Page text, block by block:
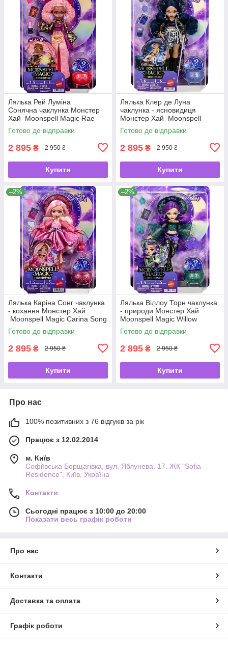
Лялька Рей Луміна
Сонячна чаклунка Монстер
Хай Moonspell Magic Rae
Lumina by Monster High 🌙
Готово до відправки
2 895 ₴ 2 950 ₴
Купити
Лялька Клер де Луна
чаклунка - ясновидиця
Монстер Хай Moonspell
Magic Claire de Luna by
Monster High 🌙
Готово до відправки
2 895 ₴ 2 950 ₴
Купити
–2%
Лялька Каріна Сонг чаклунка
- кохання Монстер Хай
Moonspell Magic Carina Song
by Monster High 🌙
Готово до відправки
2 895 ₴ 2 950 ₴
Купити
–2%
Лялька Віллоу Торн чаклунка
- природи Монстер Хай
Moonspell Magic Willow
Thorne by Monster High 🌙
Готово до відправки
2 895 ₴ 2 950 ₴
Купити
Про нас
100% позитивних з 76 відгуків за рік
Працює з 12.02.2014
м. Київ
Софіївська Борщагівка, вул. Яблунева, 17. ЖК "Sofia
Residence", Київ, Україна
Контакти
Сьогодні працює з 10:00 до 20:00
Показати весь графік роботи
Про нас
Контакти
Доставка та оплата
Графік роботи